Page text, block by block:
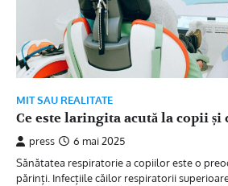
MIT SAU REALITATE
Ce este laringita acută la copii și
press
6 mai 2025
Sănătatea respiratorie a copiilor este o
părinți. Infecțiile căilor respiratorii